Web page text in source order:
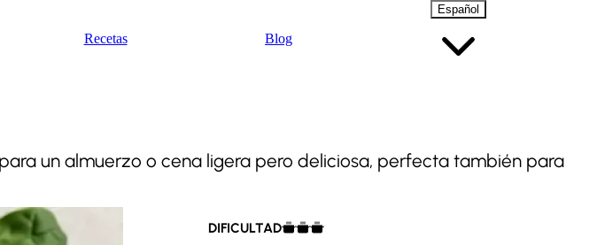
Recetas Blog
Español
un almuerzo o cena ligera pero deliciosa, perfecta también para
DIFICULTAD